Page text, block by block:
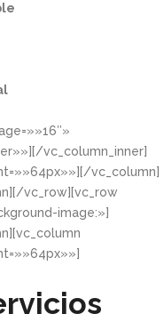
vc_column_inner]
vc_column]
vc_row][vc_row
image:»]